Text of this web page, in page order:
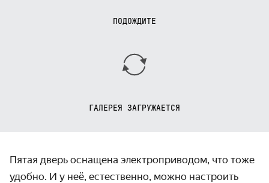
ПОДОЖДИТЕ
ГАЛЕРЕЯ ЗАГРУЖАЕТСЯ
Пятая дверь оснащена электроприводом, что тоже
удобно. И у неё, естественно, можно настроить